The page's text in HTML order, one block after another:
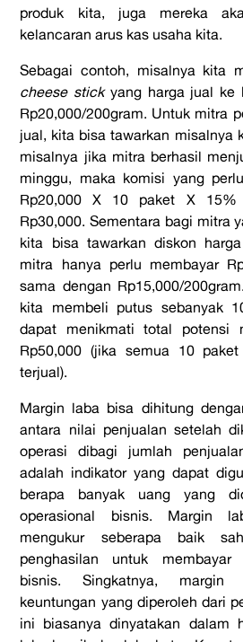
produk kita, juga mereka
kelancaran arus kas usaha kita.
Sebagai contoh, misalnya kita
cheese stickyang harga jual ke
Rp20,000/200gram. Untuk mitra
jual, kita bisa tawarkan misalnya
misalnya jika mitra berhasil
minggu, maka komisi yang
Rp20,000 X 10 paket X 15%
Rp30,000. Sementara bagi mitra
kita bisa tawarkan diskon
mitra hanya perlu membayar
sama dengan Rp15,000/
kita membeli putus sebanyak
dapat menikmati total potensi
Rp50,000 (jika semua 10
terjual).
Margin laba bisa dihitung
antara nilai penjualan setelah
operasi dibagi jumlah
adalah indikator yang dapat
berapa banyak uang yang
operasional bisnis. Margin
mengukur seberapa baik
penghasilan untuk membayar
bisnis. Singkatnya, margin
keuntungan yang diperoleh dari
ini biasanya dinyatakan dalam